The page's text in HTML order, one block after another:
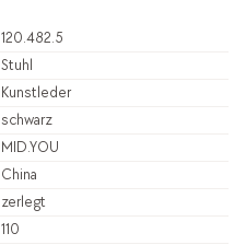
120.482.5
Stuhl
Kunstleder
schwarz
MID.YOU
China
zerlegt
110